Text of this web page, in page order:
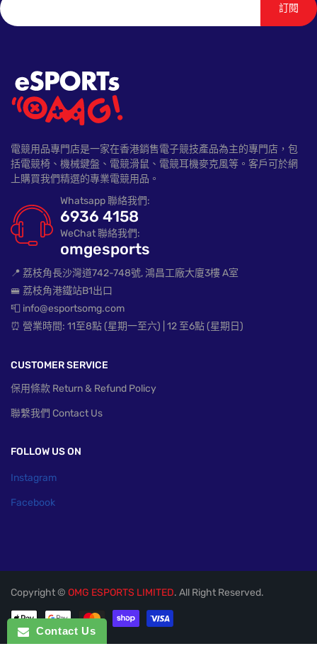
訂閱
電競用品專門店是一家在香港銷售電子競技產品為主的專門店，包
括電競椅、機械鍵盤、電競滑鼠、電競耳機麥克風等。客戶可於網
上購買我們精選的專業電競用品。
Whatsapp 聯絡我們:
6936 4158
WeChat 聯絡我們:
omgesports
📍 荔枝角長沙灣道742-748號, 鴻昌工廠大廈3樓 A室
🚝 荔枝角港鐵站B1出口
📮 info@esportsomg.com
⏰ 營業時間: 11至8點 (星期一至六) | 12 至6點 (星期日)
CUSTOMER SERVICE
保用條款 Return & Refund Policy
聯繫我們 Contact Us
FOLLOW US ON
Instagram
Facebook
Copyright © OMG ESPORTS LIMITED. All Right Reserved.
付款方式
Contact Us